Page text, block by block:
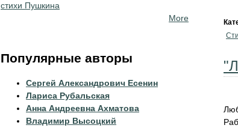
стихи Пушкина
More
Популярные авторы
Сергей Александрович Есенин
Лариса Рубальская
Анна Андреевна Ахматова
Владимир Высоцкий